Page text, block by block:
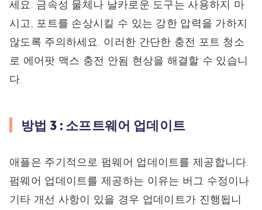
세요. 금속성 물체나 날카로운 도구는 사용하지 마
시고, 포트를 손상시킬 수 있는 강한 압력을 가하지
않도록 주의하세요. 이러한 간단한 충전 포트 청소
로 에어팟 맥스 충전 안됨 현상을 해결할 수 있습니
다.
방법 3 : 소프트웨어 업데이트
애플은 주기적으로 펌웨어 업데이트를 제공합니다.
펌웨어 업데이트를 제공하는 이유는 버그 수정이나
기타 개선 사항이 있을 경우 업데이트가 진행됩니